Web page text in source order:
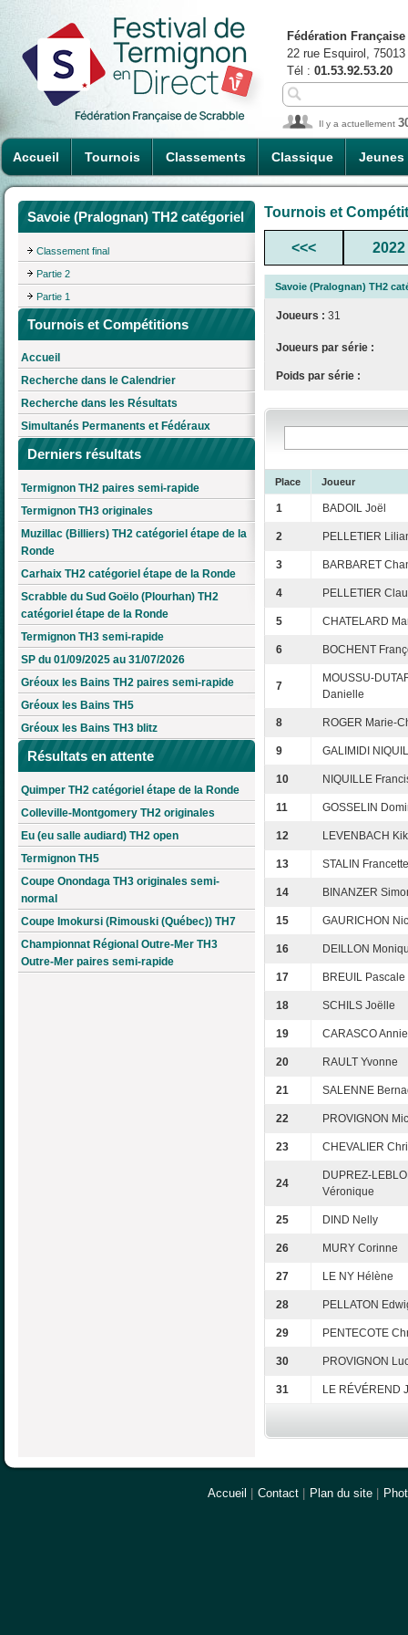
Accueil Tournois Classements Classique Jeunes
Fédération
22 rue Esquirol,
Tél : 01.53.92.53.20
Il y a actuellement
Savoie (Pralognan) TH2 catégoriel
Classement final
Partie 2
Partie 1
Tournois et Compétitions
Accueil
Recherche dans le Calendrier
Recherche dans les Résultats
Simultanés Permanents et Fédéraux
Derniers résultats
Termignon TH2 paires semi-rapide
Termignon TH3 originales
Muzillac (Billiers) TH2 catégoriel étape de la
Ronde
Carhaix TH2 catégoriel étape de la Ronde
Scrabble du Sud Goëlo (Plourhan) TH2
catégoriel étape de la Ronde
Termignon TH3 semi-rapide
SP du 01/09/2025 au 31/07/2026
Gréoux les Bains TH2 paires semi-rapide
Gréoux les Bains TH5
Gréoux les Bains TH3 blitz
Résultats en attente
Quimper TH2 catégoriel étape de la Ronde
Colleville-Montgomery TH2 originales
Eu (eu salle audiard) TH2 open
Termignon TH5
Coupe Onondaga TH3 originales semi-
normal
Coupe Imokursi (Rimouski (Québec)) TH7
Championnat Régional Outre-Mer TH3
Outre-Mer paires semi-rapide
Tournois et
<<< 2022
Savoie (Pralognan) TH2
Joueurs : 31
Joueurs par série :
Poids par série :
Place Joueur
1 BADOIL Joël
2 PELLETIER
3 BARBARET
4 PELLETIER
5 CHATELARD
6 BOCHENT
7
MOUSSU-
Danielle
8 ROGER Marie-
9 GALIMIDI
10 NIQUILLE
11 GOSSELIN
12 LEVENBACH
13 STALIN Francette
14 BINANZER
15 GAURICHON
16 DEILLON
17 BREUIL Pascale
18 SCHILS Joëlle
19 CARASCO Annie
20 RAULT Yvonne
21 SALENNE
22 PROVIGNON
23 CHEVALIER
24
DUPREZ-
Véronique
25 DIND Nelly
26 MURY Corinne
27 LE NY Hélène
28 PELLATON
29 PENTECOTE
30 PROVIGNON
31 LE RÉVÉREND
Accueil Contact Plan du site